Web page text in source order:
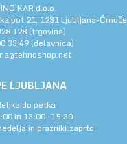
KAR d.o.o.
pot 21, 1231 Ljubljana-Črnuče
128 (trgovina)
33 49 (delavnica)
LJUBLJANA
do petka
in 13:00 -15:30
in prazniki:zaprto